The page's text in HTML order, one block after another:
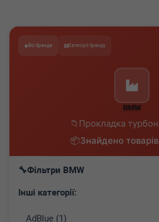
Всі бренди Категорії бренду
BMW
Прокладка
Знайдено
Фільтри BMW
Інші категорії:
AdBlue (1)